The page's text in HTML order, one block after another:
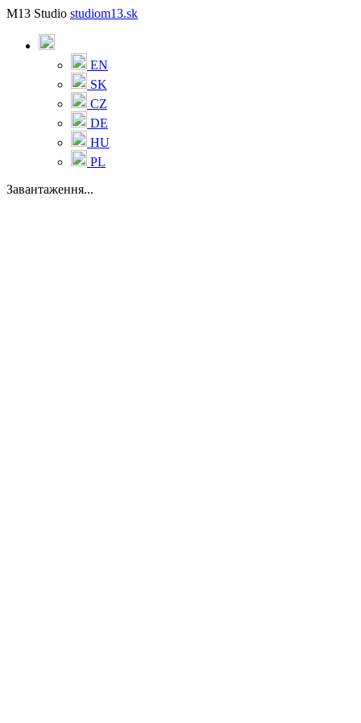
M13 Studio studiom13.sk
EN
SK
CZ
DE
HU
PL
Завантаження...